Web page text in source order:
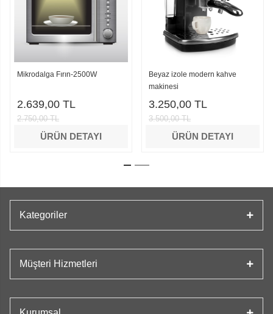
Mikrodalga Fırın-2500W
2.639,00 TL
2.750,00 TL
ÜRÜN DETAYI
Beyaz izole modern kahve
makinesi
3.250,00 TL
3.500,00 TL
ÜRÜN DETAYI
Kategoriler
Müşteri Hizmetleri